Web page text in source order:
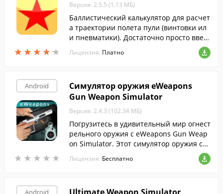
★ ★ ★ ★ ★
★ ★ ★ ★ ★
Версия: 2.5.5 (1.13 МБ)
Баллистический калькулятор для расчет
а траектории полета пули (винтовки ил
и пневматики). Достаточно просто ввест
и параметры и нажать кнопку "Рассчита
ть".
Лицензия: Платно
Android
★ ★ ★ ★ ★
★ ★ ★ ★ ★
Симулятор оружия eWeapons
Gun Weapon Simulator
Версия: 2.4.3 (102.34 МБ)
Погрузитесь в удивительный мир огнест
рельного оружия с eWeapons Gun Weap
on Simulator. Этот симулятор оружия соз
дан для всех тех, кто любит тиры и игры
с оружием.
Лицензия: Бесплатно
Android